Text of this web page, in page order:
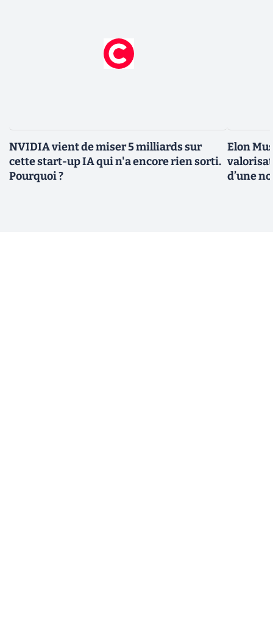
NVIDIA vient de miser 5 milliards sur
cette start-up IA qui n'a encore rien sorti.
Pourquoi ?
Elon
d’une